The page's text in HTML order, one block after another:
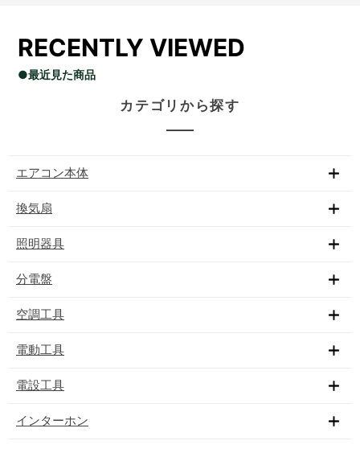
RECENTLY VIEWED
●最近見た商品
カテゴリから探す
エアコン本体
換気扇
照明器具
分電盤
空調工具
電動工具
電設工具
インターホン